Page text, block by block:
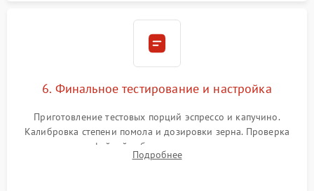
6. Финальное тестирование и настройка
Приготовление тестовых порций эспрессо и капучино.
Калибровка степени помола и дозировки зерна. Проверка
плотности кофейной таблетки, температуры напитка и
качества молочной пены. Контроль отсутствия посторонних
Подробнее